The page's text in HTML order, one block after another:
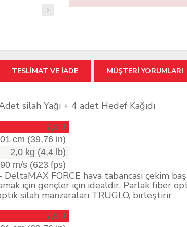
TESLİMAT VE İADE MÜŞTERİ YORUMLARI
silah Yağı + 4 adet Hedef Kağıdı
7,5 J
cm (39,76 in)
2,0 kg (4,4 lb)
m/s (623 fps)
DeltaMAX FORCE hava tabancası çekim
için gençler için idealdir. Parlak fiber
silah manzaraları TRUGLO, birleştirir
7,5 J